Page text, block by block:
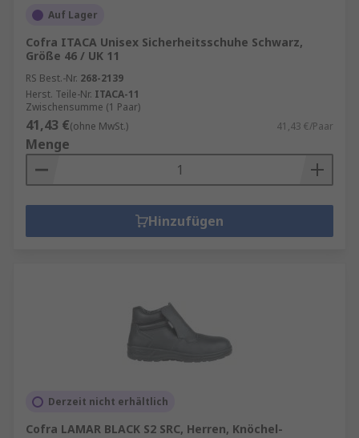
Auf Lager
Cofra ITACA Unisex Sicherheitsschuhe Schwarz,
Größe 46 / UK 11
RS Best.-Nr. 268-2139
Herst. Teile-Nr. ITACA-11
Zwischensumme (1 Paar)
41,43 €(ohne MwSt.) 41,43 €/Paar
Menge
Hinzufügen
Derzeit nicht erhältlich
Cofra LAMAR BLACK S2 SRC, Herren, Knöchel-